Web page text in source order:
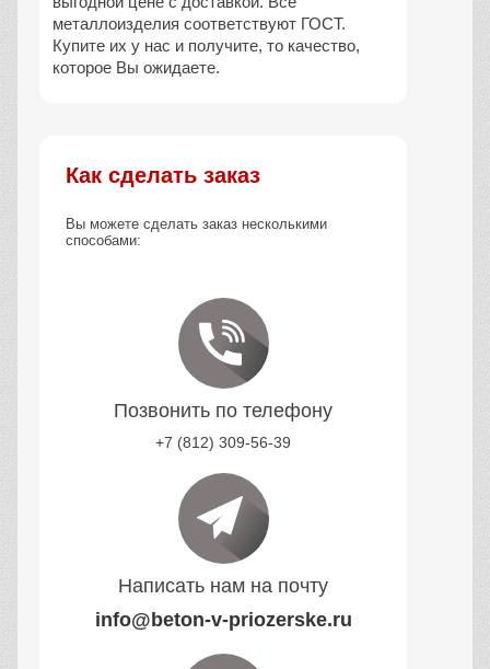
металлоизделия соответствуют ГОСТ.
Купите их у нас и получите, то качество,
которое Вы ожидаете.
Как сделать заказ
Вы можете сделать заказ несколькими
способами:
Позвонить по телефону
+7 (812) 309-56-39
Написать нам на почту
info@beton-v-priozerske.ru